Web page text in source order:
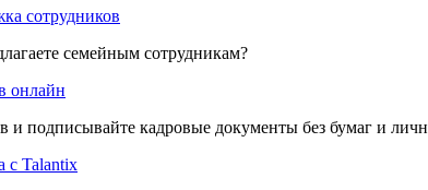
сотрудников
семейным сотрудникам?
онлайн
и подписывайте кадровые документы без бумаг и
с Talantix